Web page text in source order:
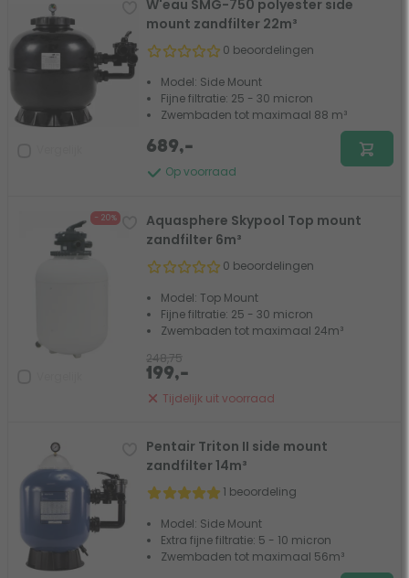
W'eau SMG-750 polyester side
mount zandfilter 22m³
0 beoordelingen
Model: Side Mount
Fijne filtratie: 25 - 30 micron
Zwembaden tot maximaal 88 m³
Op voorraad
689,-
- 20%
Aquasphere Skypool Top mount
zandfilter 6m³
0 beoordelingen
Model: Top Mount
Fijne filtratie: 25 - 30 micron
Zwembaden tot maximaal 24m³
Tijdelijk uit voorraad
248,75
199,-
Pentair Triton II side mount
zandfilter 14m³
1 beoordeling
Model: Side Mount
Extra fijne filtratie: 5 - 10 micron
Zwembaden tot maximaal 56m³